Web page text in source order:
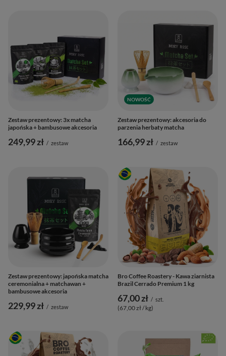
Zestaw prezentowy: 3x matcha
japońska + bambusowe akcesoria
249,99 zł / zestaw
NOWOŚĆ
Zestaw prezentowy: akcesoria do
parzenia herbaty matcha
166,99 zł / zestaw
Zestaw prezentowy: japońska matcha
ceremonialna + matchawan +
bambusowe akcesoria
229,99 zł / zestaw
Bro Coffee Roastery - Kawa ziarnista
Brazil Cerrado Premium 1 kg
67,00 zł / szt.
(67,00 zł / kg)